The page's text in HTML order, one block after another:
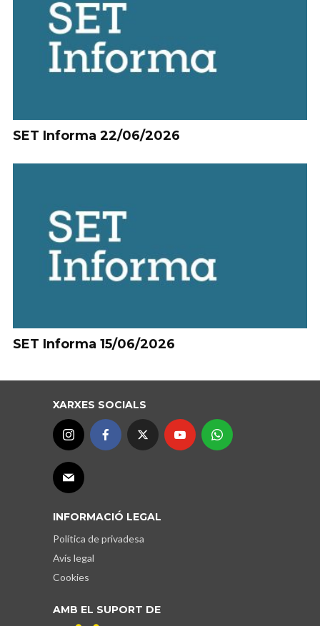
SET Informa 22/06/2026
SET Informa 15/06/2026
XARXES SOCIALS
INFORMACIÓ LEGAL
Política de privadesa
Avís legal
Cookies
AMB EL SUPORT DE